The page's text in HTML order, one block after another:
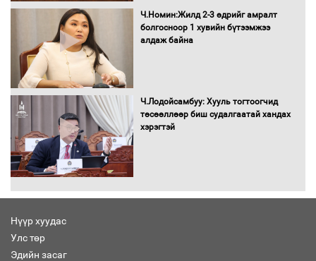
орчныг бүрдүүллээ
баримт
Ч.Номин:Жилд 2-3 өдрийг амралт
болгосноор 1 хувийн бүтээмжээ
алдаж байна
Ч.Лодойсамбуу: Хууль тогтоогчид
төсөөллөөр биш судалгаатай хандах
хэрэгтэй
Нүүр хуудас
Улс төр
Эдийн засаг